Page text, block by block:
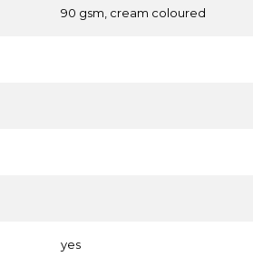
90 gsm, cream coloured
yes